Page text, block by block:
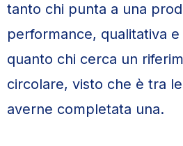
tanto chi punta a una
performance, qualitativa
quanto chi cerca un
circolare, visto che è tra
averne completata una.